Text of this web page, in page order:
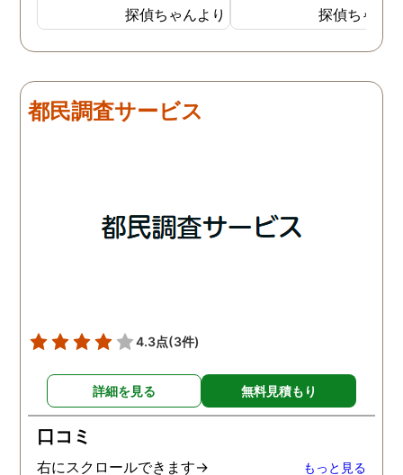
打ち切ってもらう契約にし
ました。調査初日、その日
は夫は本当に仕事をしてい
目、夫は仕事を休みにして
おり、出張先で女性と1日
拠を手に入れることができ
探偵ちゃんより
時になんとなく嫌な予感
したので、夫の身辺調査
会社での過ごし方を探偵
探偵に夫の会社の場所を
れました。調査の結果、
す。探偵の説明は全て調
報告書にも書かれており
写真を確認することもで
ましたが、真実を知るこ
探偵ちゃん
都民調査サービス
4.3点(3件)
詳細を見る 無料見積もり
口コミ
右にスクロールできます→ もっと見る